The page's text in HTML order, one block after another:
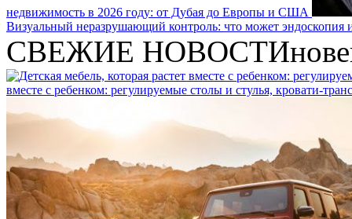
недвижимость в 2026 году: от Дубая до Европы и США
Визуальный неразрушающий контроль: что может эндоскопия
СВЕЖИЕ НОВОСТИ
вместе с ребенком: регулируемые столы и стулья, кровати-